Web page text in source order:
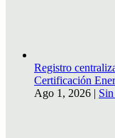
Registro
Certificación
Ago 1, 2026 |